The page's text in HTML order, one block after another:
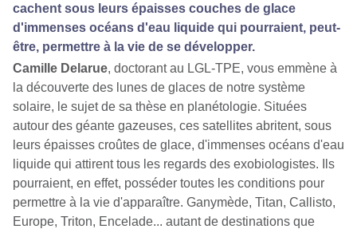
cachent sous leurs épaisses couches de glace
d'immenses océans d'eau liquide qui pourraient, peut-
être, permettre à la vie de se développer.
Camille Delarue, doctorant au LGL-TPE, vous emmène à
la découverte des lunes de glaces de notre système
solaire, le sujet de sa thèse en planétologie. Situées
autour des géante gazeuses, ces satellites abritent, sous
leurs épaisses croûtes de glace, d'immenses océans d'eau
liquide qui attirent tous les regards des exobiologistes. Ils
pourraient, en effet, posséder toutes les conditions pour
permettre à la vie d'apparaître. Ganymède, Titan, Callisto,
Europe, Triton, Encelade... autant de destinations que